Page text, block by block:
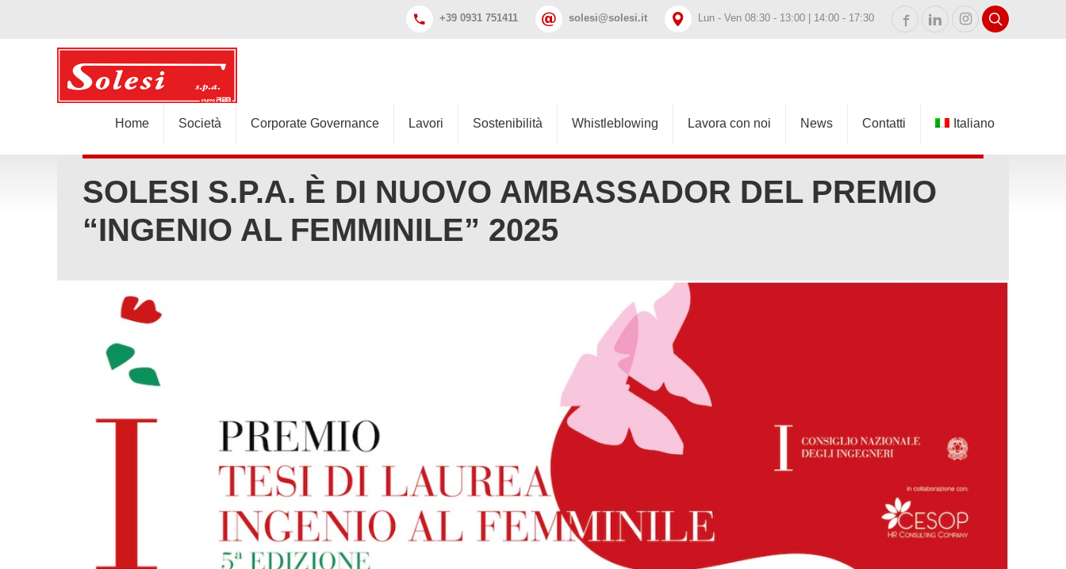
+39 0931 751411 solesi@solesi.it Lun - Ven 08:30 - 13:00 | 14:00 - 17:30
Home Società Corporate Governance Lavori Sostenibilità Whistleblowing Lavora con noi News Contatti Italiano
SOLESI S.P.A. È DI NUOVO AMBASSADOR DEL PREMIO
“INGENIO AL FEMMINILE” 2025